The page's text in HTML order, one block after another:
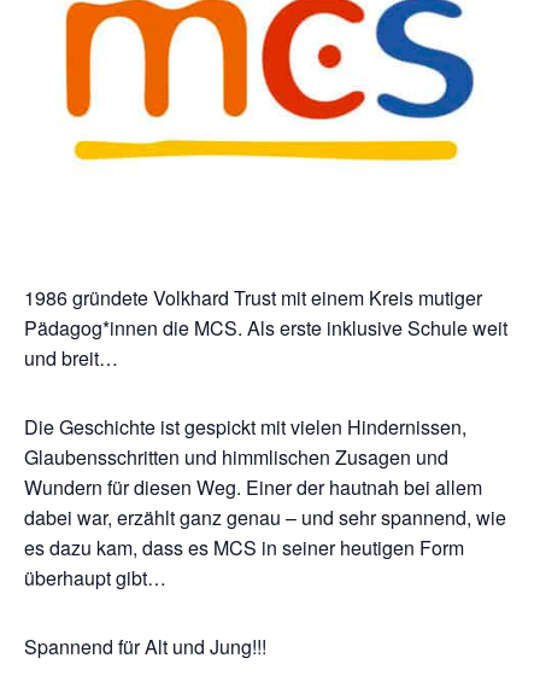
1986 gründete Volkhard Trust mit einem Kreis mutiger
Pädagog*innen die MCS. Als erste inklusive Schule weit
und breit…
Die Geschichte ist gespickt mit vielen Hindernissen,
Glaubensschritten und himmlischen Zusagen und
Wundern für diesen Weg. Einer der hautnah bei allem
dabei war, erzählt ganz genau – und sehr spannend, wie
es dazu kam, dass es MCS in seiner heutigen Form
überhaupt gibt…
Spannend für Alt und Jung!!!